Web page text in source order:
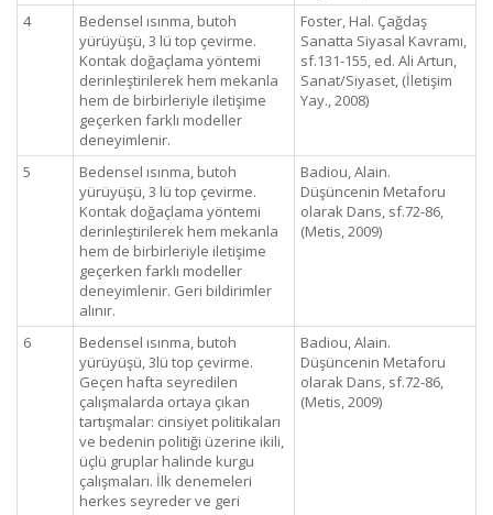
4
Bedensel ısınma, butoh
yürüyüşü, 3 lü top çevirme.
Kontak doğaçlama yöntemi
derinleştirilerek hem mekanla
hem de birbirleriyle iletişime
geçerken farklı modeller
deneyimlenir.
Foster, Hal. Çağdaş
Sanatta Siyasal Kavramı,
sf.131-155, ed. Ali Artun,
Sanat/Siyaset, (İletişim
Yay., 2008)
5
Bedensel ısınma, butoh
yürüyüşü, 3 lü top çevirme.
Kontak doğaçlama yöntemi
derinleştirilerek hem mekanla
hem de birbirleriyle iletişime
geçerken farklı modeller
deneyimlenir. Geri bildirimler
alınır.
Badiou, Alain.
Düşüncenin Metaforu
olarak Dans, sf.72-86,
(Metis, 2009)
6
Bedensel ısınma, butoh
yürüyüşü, 3lü top çevirme.
Geçen hafta seyredilen
çalışmalarda ortaya çıkan
tartışmalar: cinsiyet politikaları
ve bedenin politiği üzerine ikili,
üçlü gruplar halinde kurgu
çalışmaları. İlk denemeleri
herkes seyreder ve geri
Badiou, Alain.
Düşüncenin Metaforu
olarak Dans, sf.72-86,
(Metis, 2009)